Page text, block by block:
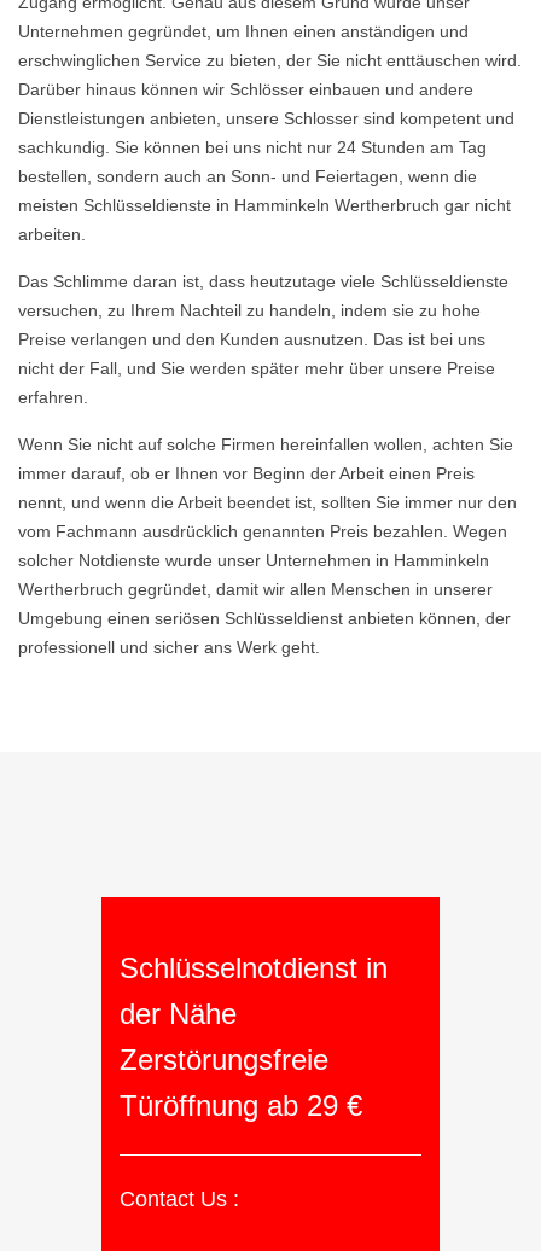
Unternehmen gegründet, um Ihnen einen anständigen und
erschwinglichen Service zu bieten, der Sie nicht enttäuschen wird.
Darüber hinaus können wir Schlösser einbauen und andere
Dienstleistungen anbieten, unsere Schlosser sind kompetent und
sachkundig. Sie können bei uns nicht nur 24 Stunden am Tag
bestellen, sondern auch an Sonn- und Feiertagen, wenn die
meisten Schlüsseldienste in Hamminkeln Wertherbruch gar nicht
arbeiten.
Das Schlimme daran ist, dass heutzutage viele Schlüsseldienste
versuchen, zu Ihrem Nachteil zu handeln, indem sie zu hohe
Preise verlangen und den Kunden ausnutzen. Das ist bei uns
nicht der Fall, und Sie werden später mehr über unsere Preise
erfahren.
Wenn Sie nicht auf solche Firmen hereinfallen wollen, achten Sie
immer darauf, ob er Ihnen vor Beginn der Arbeit einen Preis
nennt, und wenn die Arbeit beendet ist, sollten Sie immer nur den
vom Fachmann ausdrücklich genannten Preis bezahlen. Wegen
solcher Notdienste wurde unser Unternehmen in Hamminkeln
Wertherbruch gegründet, damit wir allen Menschen in unserer
Umgebung einen seriösen Schlüsseldienst anbieten können, der
professionell und sicher ans Werk geht.
Schlüsselnotdienst in
der Nähe
Zerstörungsfreie
Türöffnung ab 29 €
Contact Us :